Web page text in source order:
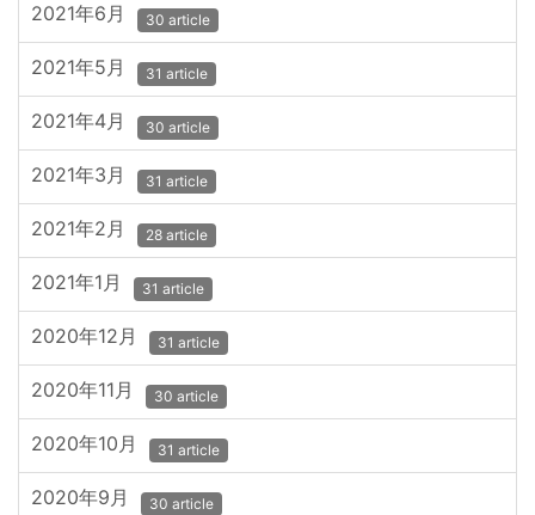
2021年6月 30 article
2021年5月 31 article
2021年4月 30 article
2021年3月 31 article
2021年2月 28 article
2021年1月 31 article
2020年12月 31 article
2020年11月 30 article
2020年10月 31 article
2020年9月 30 article